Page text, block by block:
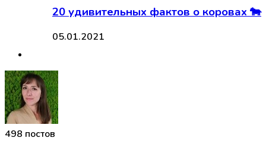
20 удивительных фактов о коровах 🐄
05.01.2021
498 постов